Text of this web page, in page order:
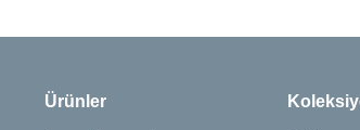
Ürünler